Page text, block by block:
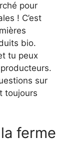
pour
! C’est
bio.
tu peux
sur
toujours
ferme